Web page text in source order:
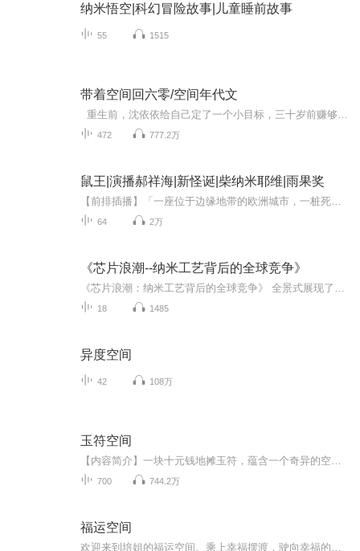
纳米悟空|科幻冒险故事|儿童睡前故事
55 1515
带着空间回六零/空间年代文
472 777.2万
鼠王|演播郝祥海|新怪诞|柴纳米耶维|雨果奖
64 2万
《芯片浪潮--纳米工艺背后的全球竞争》
18 1485
异度空间
42 108万
玉符空间
700 744.2万
福运空间